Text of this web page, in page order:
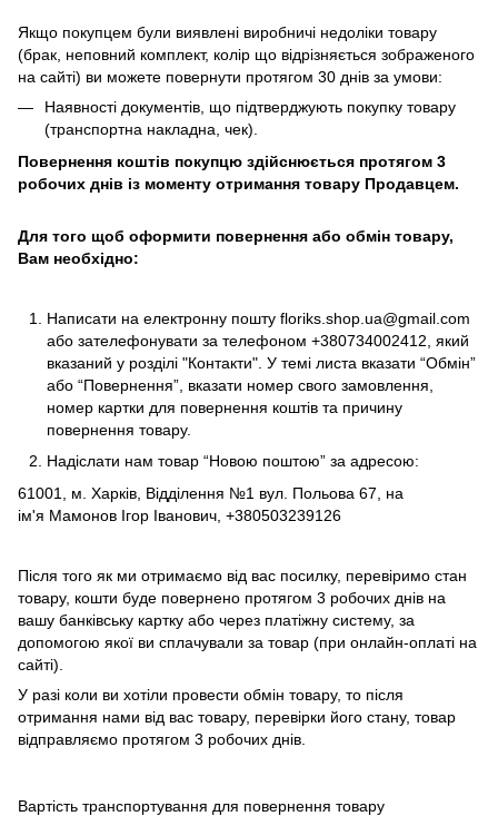
Якщо покупцем були виявлені виробничі недоліки товару
(брак, неповний комплект, колір що відрізняється зображеного
на сайті) ви можете повернути протягом 30 днів за умови:
Наявності документів, що підтверджують покупку товару
(транспортна накладна, чек).
Повернення коштів покупцю здійснюється протягом 3
робочих днів із моменту отримання товару Продавцем.
Для того щоб оформити повернення або обмін товару,
Вам необхідно:
Написати на електронну пошту floriks.shop.ua@gmail.com
або зателефонувати за телефоном +380734002412 , який
вказаний у розділі "Контакти" . У темі листа вказати “Обмін”
або “Повернення”, вказати номер свого замовлення,
номер картки для повернення коштів та причину
повернення товару.
Надіслати нам товар “Новою поштою” за адресою:
61001, м. Харків, Відділення №1 вул. Польова 67, на
ім'я Мамонов Ігор Іванович, +380503239126
Після того як ми отримаємо від вас посилку, перевіримо стан
товару, кошти буде повернено протягом 3 робочих днів на
вашу банківську картку або через платіжну систему, за
допомогою якої ви сплачували за товар (при онлайн-оплаті на
сайті).
У разі коли ви хотіли провести обмін товару, то після
отримання нами від вас товару, перевірки його стану, товар
відправляємо протягом 3 робочих днів.
Вартість транспортування для повернення товару